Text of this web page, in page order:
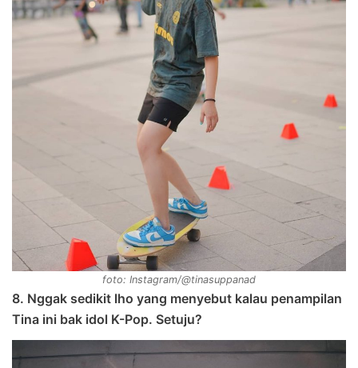
foto: Instagram/@tinasuppanad
8. Nggak sedikit lho yang menyebut kalau penampilan
Tina ini bak idol K-Pop. Setuju?